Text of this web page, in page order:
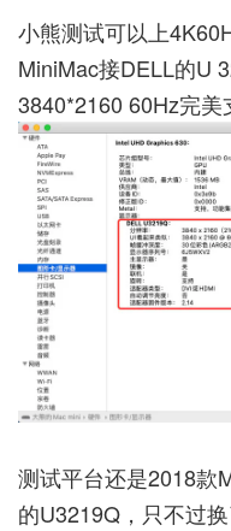
小熊测试可以上
MiniMac接DELL的U
3840*2160 60Hz完美
测试平台还是2018款
的U3219Q，只不过